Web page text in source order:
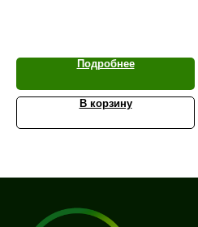
Подробнее
В корзину